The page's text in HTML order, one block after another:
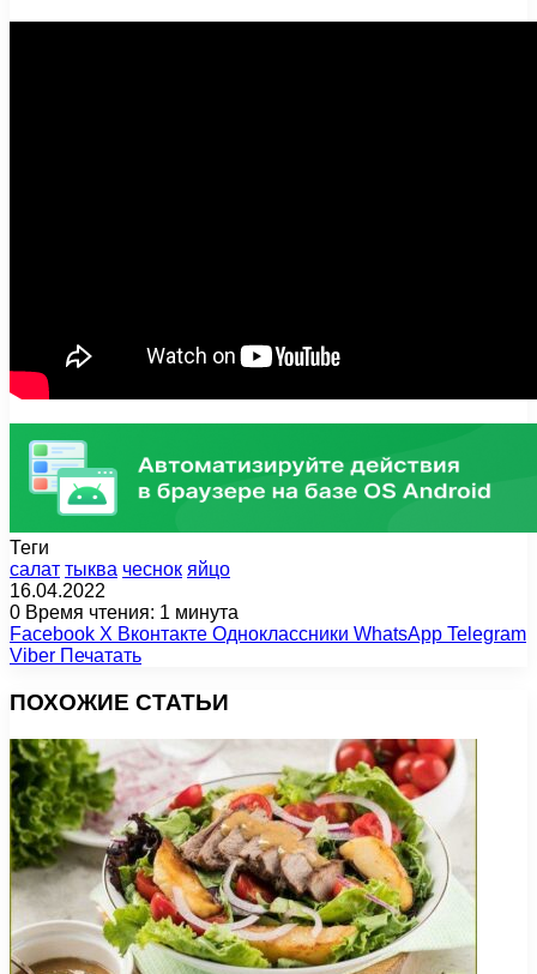
Теги
салат тыква чеснок яйцо
16.04.2022
0 Время чтения: 1 минута
Facebook X Вконтакте Одноклассники WhatsApp Telegram
Viber Печатать
ПОХОЖИЕ СТАТЬИ